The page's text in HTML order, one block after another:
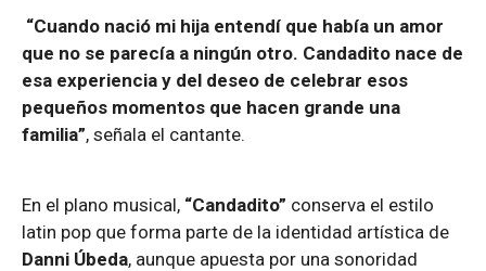
“Cuando nació mi hija entendí que había un amor
que no se parecía a ningún otro. Candadito nace de
esa experiencia y del deseo de celebrar esos
pequeños momentos que hacen grande una
familia”, señala el cantante.
En el plano musical, “Candadito” conserva el estilo
latin pop que forma parte de la identidad artística de
Danni Úbeda, aunque apuesta por una sonoridad